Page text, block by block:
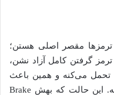
مقصر اصلی هستن؛
گرفتن کامل آزاد نشن،
می‌کنه و همین باعث
می‌شه موتور به یک سمت کشیده بشه. این حالت که بهش Brake